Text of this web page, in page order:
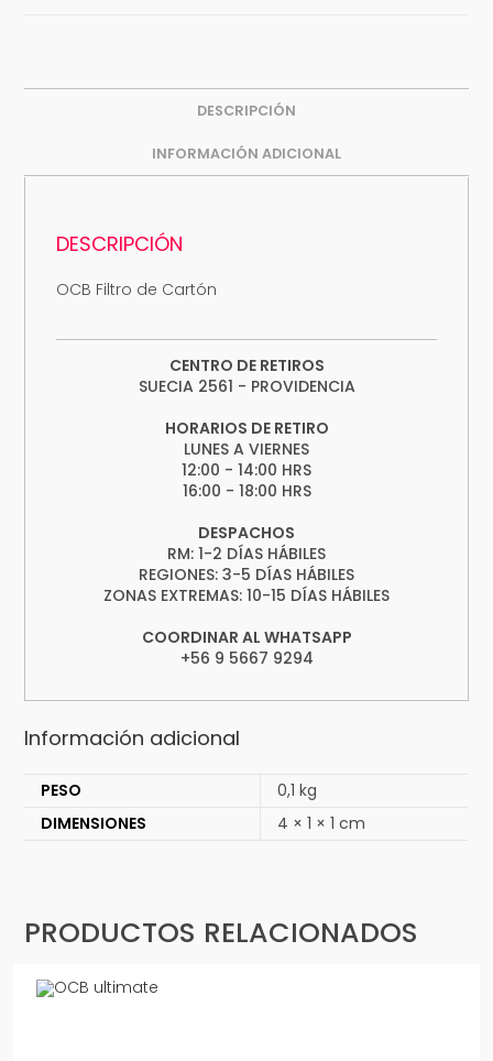
DESCRIPCIÓN
INFORMACIÓN ADICIONAL
DESCRIPCIÓN
OCB Filtro de Cartón
CENTRO DE RETIROS
SUECIA 2561 - PROVIDENCIA
HORARIOS DE RETIRO
LUNES A VIERNES
12:00 - 14:00 HRS
16:00 - 18:00 HRS
DESPACHOS
RM: 1-2 DÍAS HÁBILES
REGIONES: 3-5 DÍAS HÁBILES
ZONAS EXTREMAS: 10-15 DÍAS HÁBILES
COORDINAR AL WHATSAPP
+56 9 5667 9294
Información adicional
PESO
0,1 kg
DIMENSIONES
4 × 1 × 1 cm
PRODUCTOS RELACIONADOS